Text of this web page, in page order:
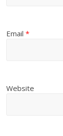
Email*
Website